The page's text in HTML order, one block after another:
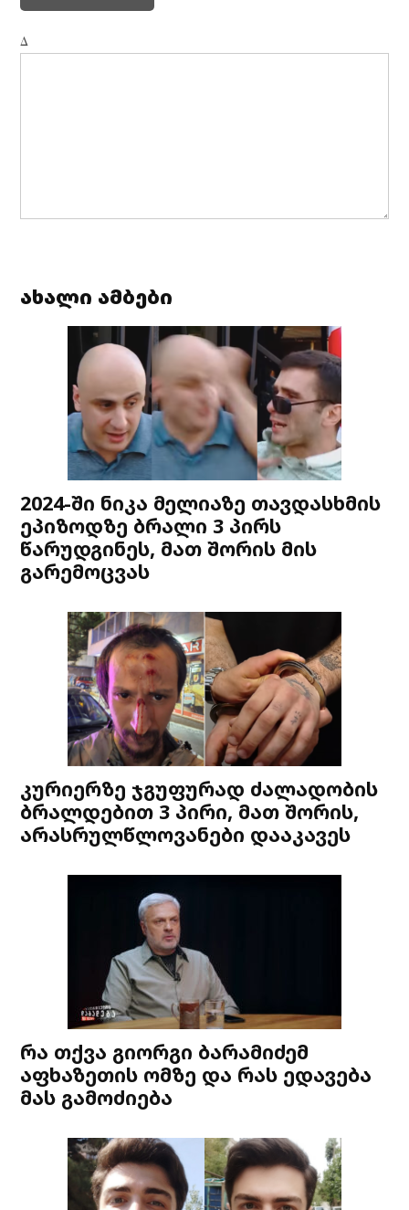
Δ
ახალი ამბები
2024-ში ნიკა მელიაზე თავდასხმის
ეპიზოდზე ბრალი 3 პირს
წარუდგინეს, მათ შორის მის
გარემოცვას
კურიერზე ჯგუფურად ძალადობის
ბრალდებით 3 პირი, მათ შორის,
არასრულწლოვანები დააკავეს
რა თქვა გიორგი ბარამიძემ
აფხაზეთის ომზე და რას ედავება
მას გამოძიება